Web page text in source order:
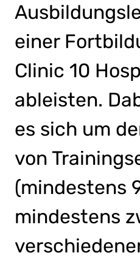
einer
Clinic 10
ableisten.
es sich um
von
(mindestens
mindestens